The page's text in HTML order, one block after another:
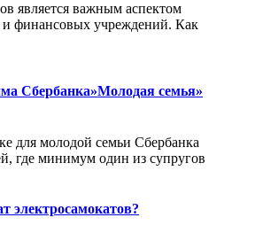
является важным аспектом
и финансовых учреждений. Как
Сбербанка»Молодая семья»
для молодой семьи Сбербанка
где минимум один из супругов
электросамокатов?